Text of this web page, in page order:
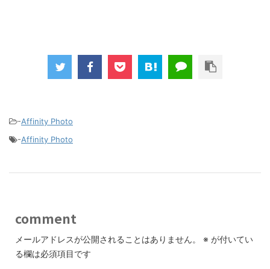
-Affinity Photo
-Affinity Photo
comment
メールアドレスが公開されることはありません。 ※ が付いてい
る欄は必須項目です